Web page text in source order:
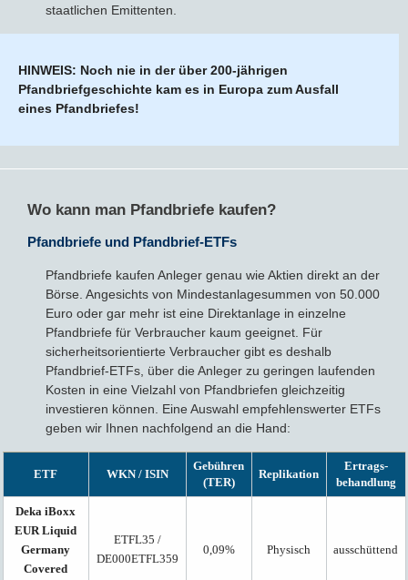
staatlichen Emittenten.
HINWEIS: Noch nie in der über 200-jährigen
Pfandbriefgeschichte kam es in Europa zum Ausfall
eines Pfandbriefes!
Wo kann man Pfandbriefe kaufen?
Pfandbriefe und Pfandbrief-ETFs
Pfandbriefe kaufen Anleger genau wie Aktien direkt an der
Börse. Angesichts von Mindestanlagesummen von 50.000
Euro oder gar mehr ist eine Direktanlage in einzelne
Pfandbriefe für Verbraucher kaum geeignet. Für
sicherheitsorientierte Verbraucher gibt es deshalb
Pfandbrief-ETFs, über die Anleger zu geringen laufenden
Kosten in eine Vielzahl von Pfandbriefen gleichzeitig
investieren können. Eine Auswahl empfehlenswerter ETFs
geben wir Ihnen nachfolgend an die Hand:
ETF WKN / ISIN
Gebühren
(TER)
Replikation
Ertrags­
behandlung
Deka iBoxx
EUR Liquid
Germany
Covered
ETFL35 /
DE000ETFL359
0,09% Physisch ausschüttend